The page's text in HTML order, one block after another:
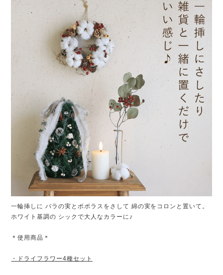
一輪挿しに バラの実とポポラスをさして 綿の実をコロンと置いて。
ホワイト基調の シックで大人なカラーに♪
＊使用商品＊
・ドライフラワー4種セット